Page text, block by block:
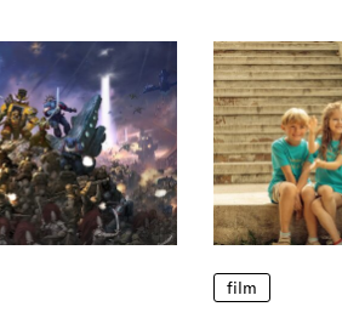
film